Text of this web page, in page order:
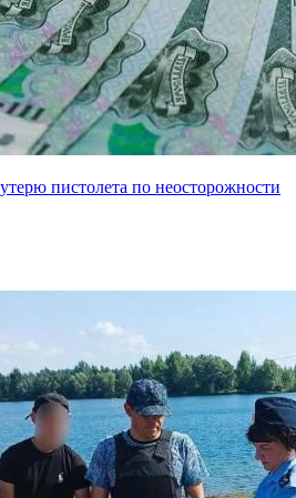
пистолета по неосторожности